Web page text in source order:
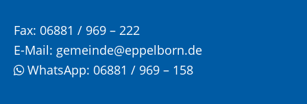
Fax: 06881 / 969 – 222
E-Mail: gemeinde@eppelborn.de
WhatsApp: 06881 / 969 – 158